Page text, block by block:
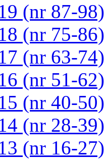
(nr 87-98)
(nr 75-86)
(nr 63-74)
(nr 51-62)
(nr 40-50)
(nr 28-39)
(nr 16-27)